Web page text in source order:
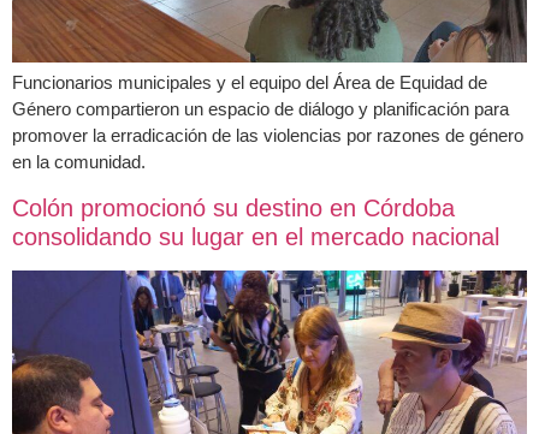
Funcionarios municipales y el equipo del Área de Equidad de
Género compartieron un espacio de diálogo y planificación para
promover la erradicación de las violencias por razones de género
en la comunidad.
Colón promocionó su destino en Córdoba
consolidando su lugar en el mercado nacional